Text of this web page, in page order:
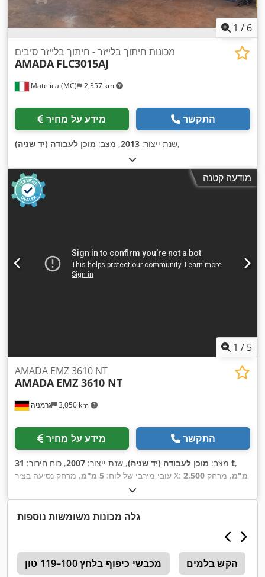
1 / 6
Matelica (MC) 2,357 km
מכונות חיתוך בלייזר - חיתוך בלייזר סיבים
AMADA FLC3015AJ
מידע על מחיר התקשר
שנת ייצור: 2013, מצב: מוכן לעבודה (יד שניה) ,
מודעה קטנה
1 / 5
גרמניה 3,050 km
AMADA EMZ 3610 NT
AMADA EMZ 3610 NT
מידע על מחיר התקשר
מצב: מוכן לעבודה (יד שניה), שנת ייצור: 2007, כוח חירור: 31 t,
עובי מירבי של לוח: 5 מ"מ , מרחק נסיעה בציר X: 2,500 מ"מ, מרחק
, עומס שולחן:
160 ק"ג
, מספר צירים:2 ,
גלה מכונות משומשות נוספות
מכבשי כיפוף בלחץ 100–119 טון הקש בלמים